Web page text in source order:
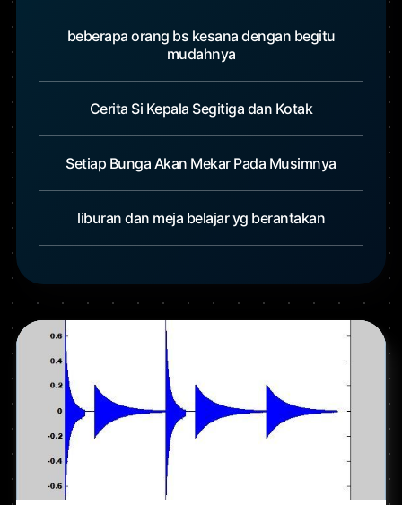
beberapa orang bs kesana dengan begitu
mudahnya
Cerita Si Kepala Segitiga dan Kotak
Setiap Bunga Akan Mekar Pada Musimnya
liburan dan meja belajar yg berantakan